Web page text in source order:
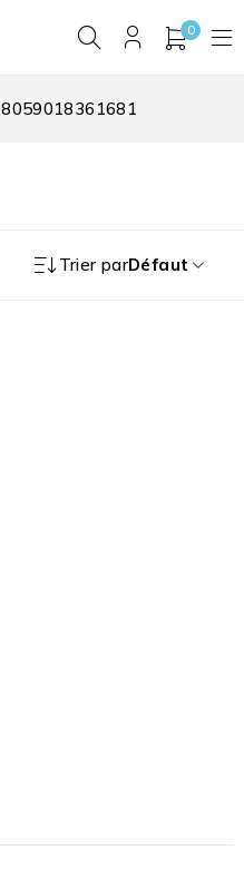
0
8059018361681
Trier parDéfaut